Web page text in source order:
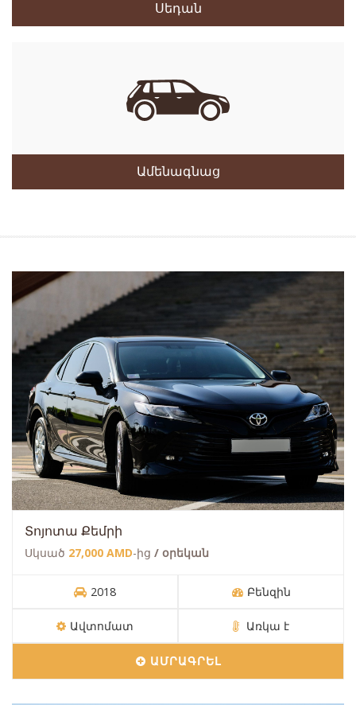
Սեդան
Ամենագնաց
Տոյոտա Քեմրի
Սկսած 27,000 AMD-ից / օրեկան
2018 Բենզին
Ավտոմատ Առկա է
ԱՄՐԱԳՐԵԼ